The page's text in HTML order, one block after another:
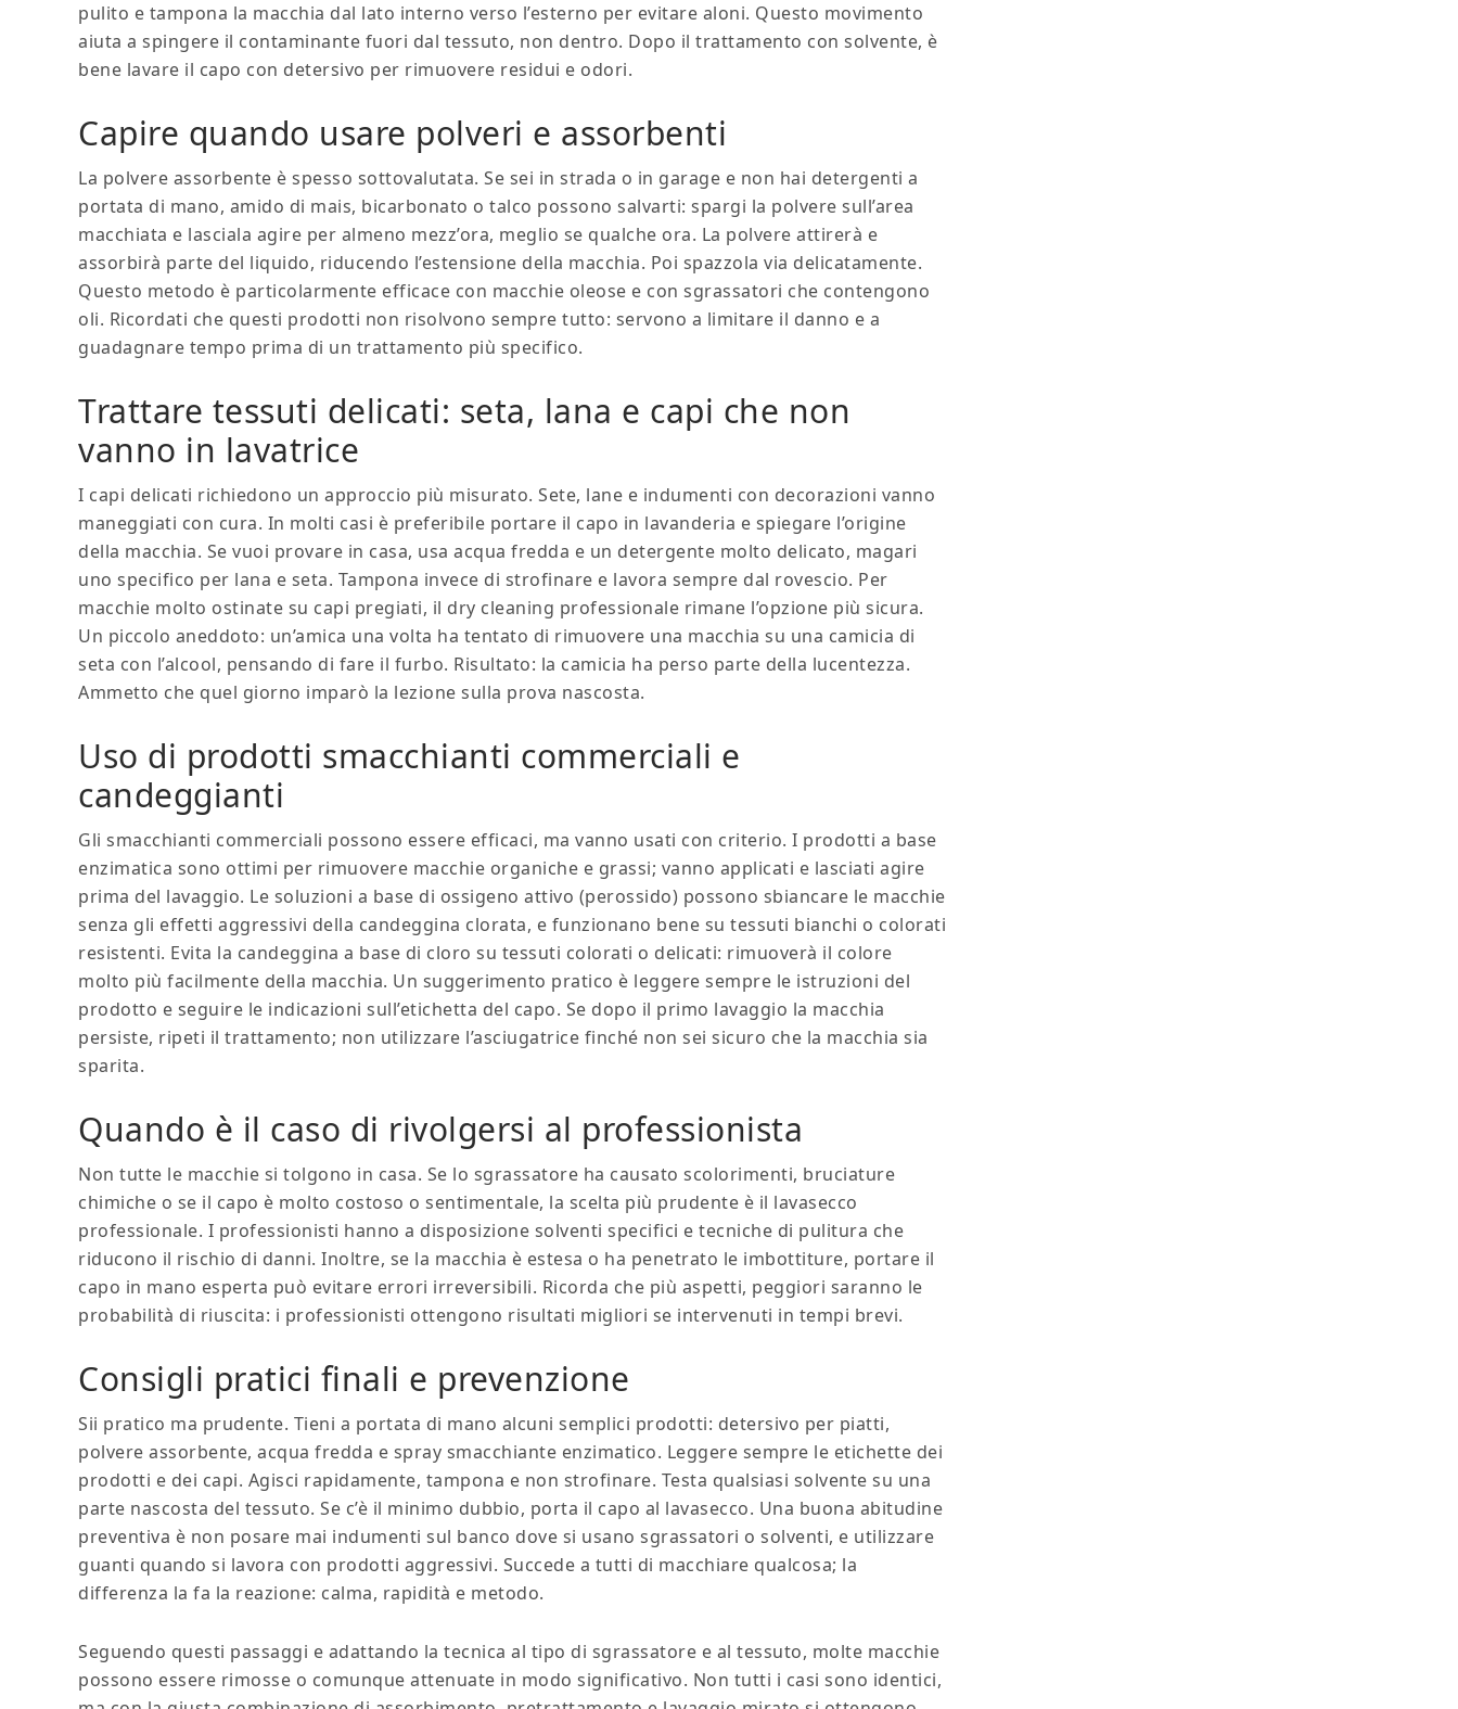
pulito e tampona la macchia dal lato interno verso l’esterno per evitare aloni. Questo movimento
aiuta a spingere il contaminante fuori dal tessuto, non dentro. Dopo il trattamento con solvente, è
bene lavare il capo con detersivo per rimuovere residui e odori.
Capire quando usare polveri e assorbenti
La polvere assorbente è spesso sottovalutata. Se sei in strada o in garage e non hai detergenti a
portata di mano, amido di mais, bicarbonato o talco possono salvarti: spargi la polvere sull’area
macchiata e lasciala agire per almeno mezz’ora, meglio se qualche ora. La polvere attirerà e
assorbirà parte del liquido, riducendo l’estensione della macchia. Poi spazzola via delicatamente.
Questo metodo è particolarmente efficace con macchie oleose e con sgrassatori che contengono
oli. Ricordati che questi prodotti non risolvono sempre tutto: servono a limitare il danno e a
guadagnare tempo prima di un trattamento più specifico.
Trattare tessuti delicati: seta, lana e capi che non
vanno in lavatrice
I capi delicati richiedono un approccio più misurato. Sete, lane e indumenti con decorazioni vanno
maneggiati con cura. In molti casi è preferibile portare il capo in lavanderia e spiegare l’origine
della macchia. Se vuoi provare in casa, usa acqua fredda e un detergente molto delicato, magari
uno specifico per lana e seta. Tampona invece di strofinare e lavora sempre dal rovescio. Per
macchie molto ostinate su capi pregiati, il dry cleaning professionale rimane l’opzione più sicura.
Un piccolo aneddoto: un’amica una volta ha tentato di rimuovere una macchia su una camicia di
seta con l’alcool, pensando di fare il furbo. Risultato: la camicia ha perso parte della lucentezza.
Ammetto che quel giorno imparò la lezione sulla prova nascosta.
Uso di prodotti smacchianti commerciali e
candeggianti
Gli smacchianti commerciali possono essere efficaci, ma vanno usati con criterio. I prodotti a base
enzimatica sono ottimi per rimuovere macchie organiche e grassi; vanno applicati e lasciati agire
prima del lavaggio. Le soluzioni a base di ossigeno attivo (perossido) possono sbiancare le macchie
senza gli effetti aggressivi della candeggina clorata, e funzionano bene su tessuti bianchi o colorati
resistenti. Evita la candeggina a base di cloro su tessuti colorati o delicati: rimuoverà il colore
molto più facilmente della macchia. Un suggerimento pratico è leggere sempre le istruzioni del
prodotto e seguire le indicazioni sull’etichetta del capo. Se dopo il primo lavaggio la macchia
persiste, ripeti il trattamento; non utilizzare l’asciugatrice finché non sei sicuro che la macchia sia
sparita.
Quando è il caso di rivolgersi al professionista
Non tutte le macchie si tolgono in casa. Se lo sgrassatore ha causato scolorimenti, bruciature
chimiche o se il capo è molto costoso o sentimentale, la scelta più prudente è il lavasecco
professionale. I professionisti hanno a disposizione solventi specifici e tecniche di pulitura che
riducono il rischio di danni. Inoltre, se la macchia è estesa o ha penetrato le imbottiture, portare il
capo in mano esperta può evitare errori irreversibili. Ricorda che più aspetti, peggiori saranno le
probabilità di riuscita: i professionisti ottengono risultati migliori se intervenuti in tempi brevi.
Consigli pratici finali e prevenzione
Sii pratico ma prudente. Tieni a portata di mano alcuni semplici prodotti: detersivo per piatti,
polvere assorbente, acqua fredda e spray smacchiante enzimatico. Leggere sempre le etichette dei
prodotti e dei capi. Agisci rapidamente, tampona e non strofinare. Testa qualsiasi solvente su una
parte nascosta del tessuto. Se c’è il minimo dubbio, porta il capo al lavasecco. Una buona abitudine
preventiva è non posare mai indumenti sul banco dove si usano sgrassatori o solventi, e utilizzare
guanti quando si lavora con prodotti aggressivi. Succede a tutti di macchiare qualcosa; la
differenza la fa la reazione: calma, rapidità e metodo.
Seguendo questi passaggi e adattando la tecnica al tipo di sgrassatore e al tessuto, molte macchie
possono essere rimosse o comunque attenuate in modo significativo. Non tutti i casi sono identici,